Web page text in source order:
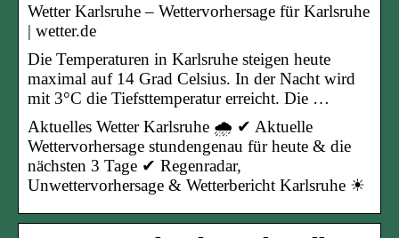
Wetter Karlsruhe – Wettervorhersage für Karlsruhe
| wetter.de
Die Temperaturen in Karlsruhe steigen heute
maximal auf 14 Grad Celsius. In der Nacht wird
mit 3°C die Tiefsttemperatur erreicht. Die …
Aktuelles Wetter Karlsruhe 🌧️ ✔ Aktuelle
Wettervorhersage stundengenau für heute & die
nächsten 3 Tage ✔ Regenradar,
Unwettervorhersage & Wetterbericht Karlsruhe ☀